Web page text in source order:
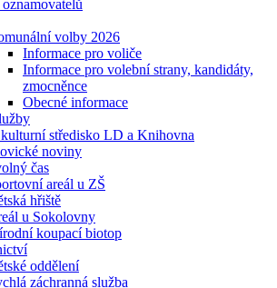
volby 2026
Informace pro voliče
Informace pro volební strany, kandidáty,
zmocněnce
Obecné informace
středisko LD a Knihovna
noviny
čas
areál u ZŠ
hřiště
u Sokolovny
koupací biotop
oddělení
záchranná služba